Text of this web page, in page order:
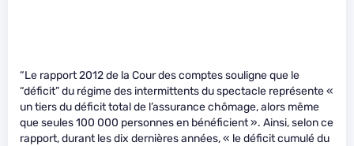
“Le rapport 2012 de la Cour des comptes souligne que le
“déficit” du régime des intermittents du spectacle représente «
un tiers du déficit total de l’assurance chômage, alors même
que seules 100 000 personnes en bénéficient ». Ainsi, selon ce
rapport, durant les dix dernières années, « le déficit cumulé du